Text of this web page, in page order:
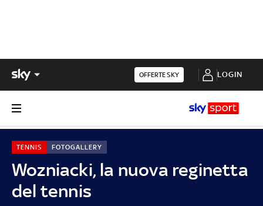
OFFERTE SKY LOGIN
Wozniacki, la nuova reginetta
del tennis
TENNIS FOTOGALLERY